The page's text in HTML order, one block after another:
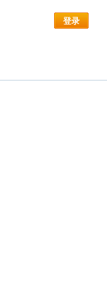
登录